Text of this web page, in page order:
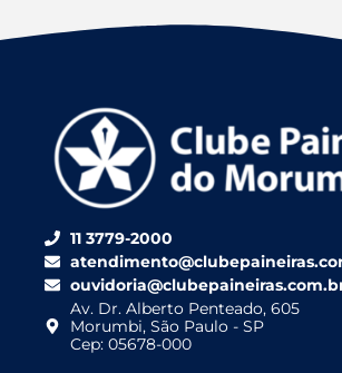
11 3779-2000
Av. Dr. Alberto Penteado, 605
Morumbi, São Paulo - SP
Cep: 05678-000